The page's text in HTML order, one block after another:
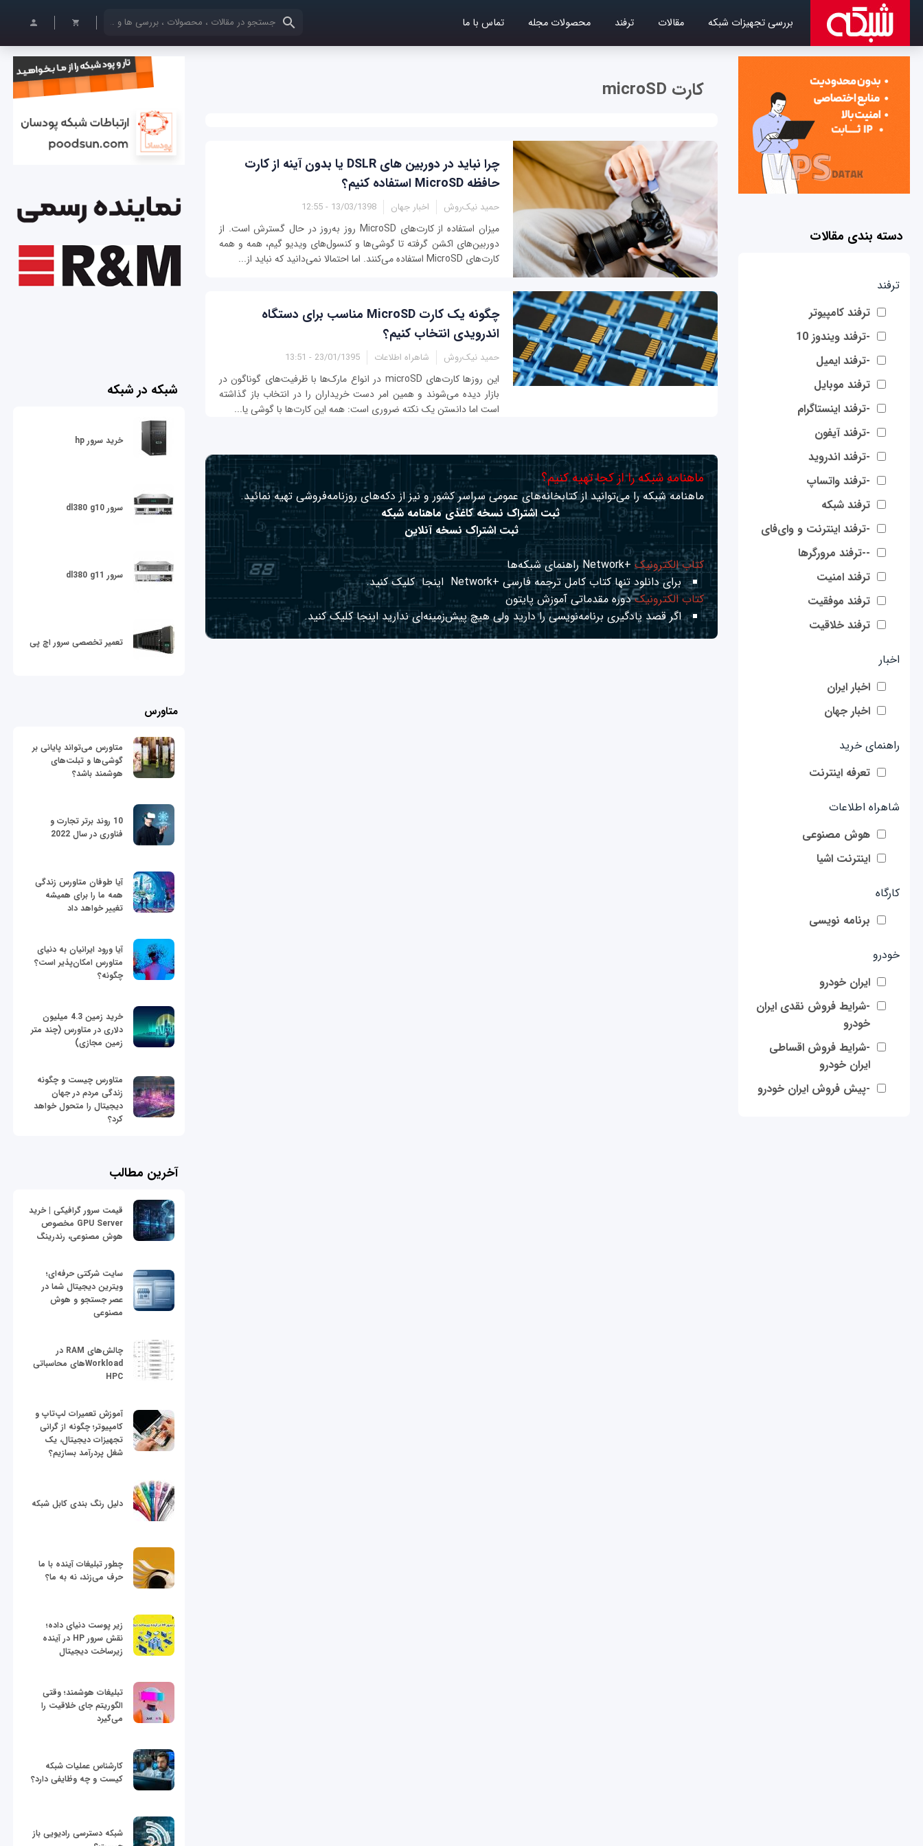
بررسی تجهیزات شبکه مقالات ترفند محصولات مجله تماس با ما کلمات کلیدی خود را وارد کنید
دسته بندی مقالات
ترفند
ترفند کامپیوتر
-ترفند ویندوز 10
-ترفند ایمیل
ترفند موبایل
-ترفند اینستاگرام
-ترفند آیفون
-ترفند اندروید
-ترفند واتساپ
ترفند شبکه
-ترفند اینترنت و وای‌فای
--ترفند مرورگرها
ترفند امنیت
ترفند موفقیت
ترفند خلاقیت
اخبار
اخبار ایران
اخبار جهان
راهنمای خرید
تعرفه اینترنت
شاهراه اطلاعات
هوش مصنوعی
اینترنت اشیا
کارگاه
برنامه نویسی
خودرو
ایران خودرو
-شرایط فروش نقدی ایران
خودرو
-شرایط فروش اقساطی
ایران خودرو
-پیش فروش ایران خودرو
کارت microSD
چرا نباید در دوربین های DSLR یا بدون آینه از کارت
حافظه MicroSD استفاده کنیم؟
حمید نیک‌روش اخبار جهان 13/03/1398 - 12:55
میزان استفاده از کارت‌های MicroSD روز به‌روز در حال گسترش است. از
دوربین‌های اکشن گرفته تا گوشی‌ها و کنسول‌های ویدیو گیم، همه و همه
کارت‌های MicroSD استفاده می‌کنند. اما احتمالا نمی‌دانید که نباید از...
چگونه یک کارت MicroSD مناسب برای دستگاه
اندرویدی انتخاب کنیم؟
حمید نیک‌روش شاهراه اطلاعات 23/01/1395 - 13:51
این روزها کارت‌های microSD در انواع مارک‌ها با ظرفیت‌های گوناگون در
بازار دیده می‌شوند و همین امر دست خریداران را در انتخاب باز گذاشته
است اما دانستن یک نکته ضروری است: همه این کارت‌ها با گوشی یا...
ماهنامه شبکه را از کجا تهیه کنیم؟
ماهنامه شبکه را می‌توانید از کتابخانه‌های عمومی سراسر کشور و نیز از دکه‌های روزنامه‌فروشی تهیه نمائید.
ثبت اشتراک نسخه کاغذی ماهنامه شبکه
ثبت اشتراک نسخه آنلاین
کتاب الکترونیک +Network راهنمای شبکه‌ها
برای دانلود تنها کتاب کامل ترجمه فارسی +Network
اینجا کلیک کنید.
کتاب الکترونیکدوره مقدماتی آموزش پایتون
اگر قصد یادگیری برنامه‌نویسی را دارید ولی هیچ پیش‌زمینه‌ای نداریداینجا کلیک کنید.
شبکه در شبکه
خرید سرور hp
سرور dl380 g10
سرور dl380 g11
تعمیر تخصصی سرور اچ پی
متاورس
متاورس می‌تواند پایانی بر
گوشی‌ها و تبلت‌های
هوشمند باشد؟
10 روند برتر تجارت و
فناوری در سال 2022
آیا طوفان متاورس زندگی
همه ما را برای همیشه
تغییر خواهد داد
آیا ورود ایرانیان به دنیای
متاورس امکان‌پذیر است؟
چگونه؟
خرید زمین 4.3 میلیون
دلاری در متاورس (چند متر
زمین مجازی)
متاورس چیست و چگونه
زندگی مردم در جهان
دیجیتال را متحول خواهد
کرد؟
آخرین مطالب
قیمت سرور گرافیکی | خرید
GPU Server مخصوص
هوش مصنوعی، رندرینگ
سایت شرکتی حرفه‌ای؛
ویترین دیجیتال شما در
عصر جستجو و هوش
مصنوعی
چالش‌های RAM در
Workloadهای محاسباتی
HPC
آموزش تعمیرات لپ‌تاپ و
کامپیوتر؛ چگونه از گرانی
تجهیزات دیجیتال، یک
شغل پردرآمد بسازیم؟
دلیل رنگ بندی کابل شبکه
چطور تبلیغات آینده با ما
حرف می‌زند، نه به ما؟
زیر پوست دنیای داده؛
نقش سرور HP در آینده
زیرساخت دیجیتال
تبلیغات هوشمند؛ وقتی
الگوریتم جای خلاقیت را
می‌گیرد
کارشناس عملیات شبکه
کیست و چه وظایفی دارد؟
شبکه دسترسی رادیویی باز